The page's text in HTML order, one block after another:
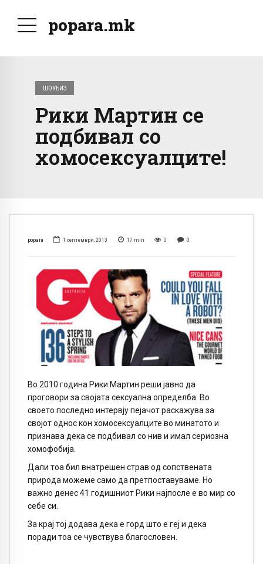
popara.mk
ШОУБИЗ
Рики Мартин се
подбивал со
хомосексуалците!
popara 1 септември, 2013 17 min 0 0
Во 2010 година Рики Мартин реши јавно да
проговори за својата сексуална определба. Во
своето последно интервју пејачот раскажува за
својот однос кон хомосексуалците во минатото и
признава дека се подбивал со нив и имал сериозна
хомофобија.
Дали тоа бил внатрешен страв од сопствената
природа можеме само да претпоставуваме. Но
важно денес 41 годишниот Рики најпосле е во мир со
себе си.
За крај тој додава дека е горд што е геј и дека
поради тоа се чувствува благословен.